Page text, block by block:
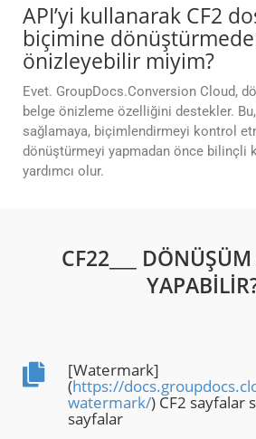
API’yi kullanarak CF2
biçimine
önizleyebilir miyim?
Evet. GroupDocs.Conversion Cloud,
belge önizleme özelliğini destekler.
sağlamaya, biçimlendirmeyi kontrol
dönüştürmeyi yapmadan önce bilinçli
yardımcı olur.
CF22___ DÖNÜŞÜM
[Watermark]
(https://
watermark/) CF2 sayfalar
sayfalar